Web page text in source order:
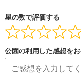
星の数で評価する
公園の利用した感想をお